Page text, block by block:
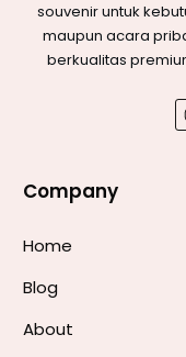
souvenir untuk
maupun acara
berkualitas
Company
Home
Blog
About